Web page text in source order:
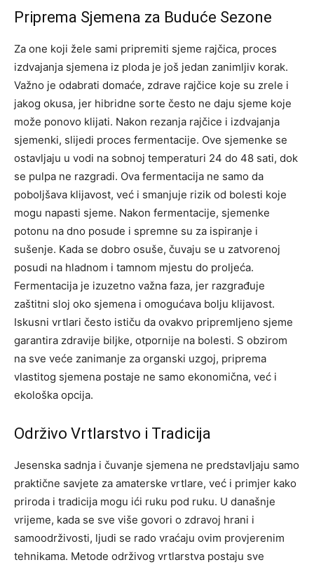
Priprema Sjemena za Buduće Sezone
Za one koji žele sami pripremiti sjeme rajčica, proces
izdvajanja sjemena iz ploda je još jedan zanimljiv korak.
Važno je odabrati domaće, zdrave rajčice koje su zrele i
jakog okusa, jer hibridne sorte često ne daju sjeme koje
može ponovo klijati. Nakon rezanja rajčice i izdvajanja
sjemenki, slijedi proces fermentacije. Ove sjemenke se
ostavljaju u vodi na sobnoj temperaturi 24 do 48 sati, dok
se pulpa ne razgradi. Ova fermentacija ne samo da
poboljšava klijavost, već i smanjuje rizik od bolesti koje
mogu napasti sjeme. Nakon fermentacije, sjemenke
potonu na dno posude i spremne su za ispiranje i
sušenje. Kada se dobro osuše, čuvaju se u zatvorenoj
posudi na hladnom i tamnom mjestu do proljeća.
Fermentacija je izuzetno važna faza, jer razgrađuje
zaštitni sloj oko sjemena i omogućava bolju klijavost.
Iskusni vrtlari često ističu da ovakvo pripremljeno sjeme
garantira zdravije biljke, otpornije na bolesti. S obzirom
na sve veće zanimanje za organski uzgoj, priprema
vlastitog sjemena postaje ne samo ekonomična, već i
ekološka opcija.
Održivo Vrtlarstvo i Tradicija
Jesenska sadnja i čuvanje sjemena ne predstavljaju samo
praktične savjete za amaterske vrtlare, već i primjer kako
priroda i tradicija mogu ići ruku pod ruku. U današnje
vrijeme, kada se sve više govori o zdravoj hrani i
samoodrživosti, ljudi se rado vraćaju ovim provjerenim
tehnikama. Metode održivog vrtlarstva postaju sve